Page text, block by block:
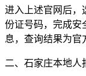
进入上述官网后，
份证号码，完成安
息，查询结果为官
二、石家庄本地人